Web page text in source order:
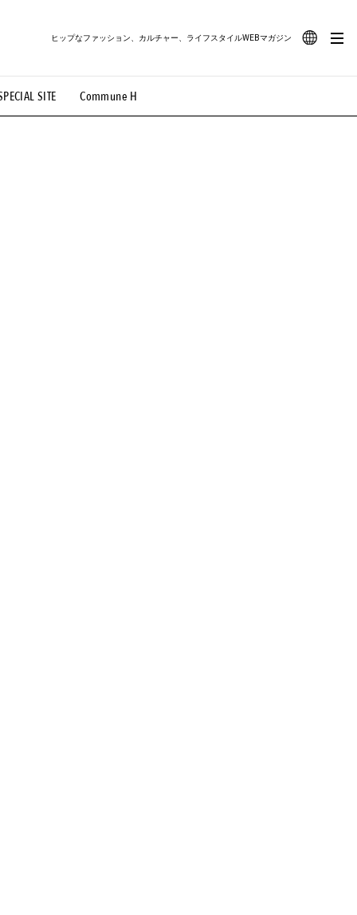
SITE Commune H
ヒップなファッション、カルチャー、ライフスタイルWEBマガジン
地裏てぃーん。 #MONTHLY JOURNAL
#LIFESTYLE #SNEAKER #OUTDOOR